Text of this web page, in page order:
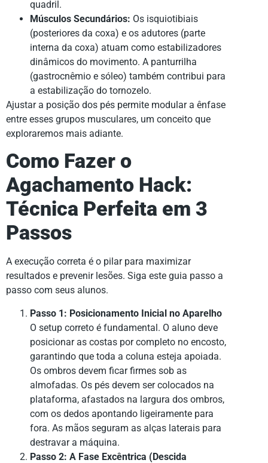
quadril.
Músculos Secundários: Os isquiotibiais
(posteriores da coxa) e os adutores (parte
interna da coxa) atuam como estabilizadores
dinâmicos do movimento. A panturrilha
(gastrocnêmio e sóleo) também contribui para
a estabilização do tornozelo.
Ajustar a posição dos pés permite modular a ênfase
entre esses grupos musculares, um conceito que
exploraremos mais adiante.
Como Fazer o
Agachamento Hack:
Técnica Perfeita em 3
Passos
A execução correta é o pilar para maximizar
resultados e prevenir lesões. Siga este guia passo a
passo com seus alunos.
Passo 1: Posicionamento Inicial no Aparelho
O setup correto é fundamental. O aluno deve
posicionar as costas por completo no encosto,
garantindo que toda a coluna esteja apoiada.
Os ombros devem ficar firmes sob as
almofadas. Os pés devem ser colocados na
plataforma, afastados na largura dos ombros,
com os dedos apontando ligeiramente para
fora. As mãos seguram as alças laterais para
destravar a máquina.
Passo 2: A Fase Excêntrica (Descida